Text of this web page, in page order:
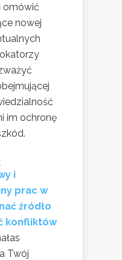
omówić
nowej
im ochronę
i
prac w
źródło
konfliktów
Twój